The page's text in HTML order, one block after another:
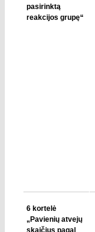
pasirinktą
reakcijos grupę“
6 kortelė
„Pavienių atvejų
skaičius pagal